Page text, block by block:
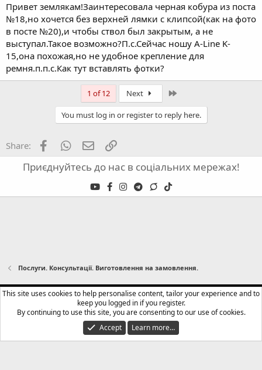
Привет землякам!Заинтересовала черная кобура из поста
№18,но хочется без верхней лямки с клипсой(как на фото
в посте №20),и чтобы ствол был закрытым, а не
выступал.Такое возможно?П.с.Сейчас ношу A-Line K-
15,она похожая,но не удобное крепление для
ремня.п.п.с.Как тут вставлять фотки?
1 of 12 Next
You must log in or register to reply here.
Share: FacebookWhatsApp
Email
Приєднуйтесь до нас в соціальних мережах!
Послуги. Консультації. Виготовлення на замовлення.
English (US)
Terms and rules
Privacy policy Help Home
R
S
Community platform by XenForo® © 2010-2024 XenForo Ltd.
This site uses cookies to help personalise content, tailor your experience and to
keep you logged in if you register.
By continuing to use this site, you are consenting to our use of cookies.
Accept
Learn more…